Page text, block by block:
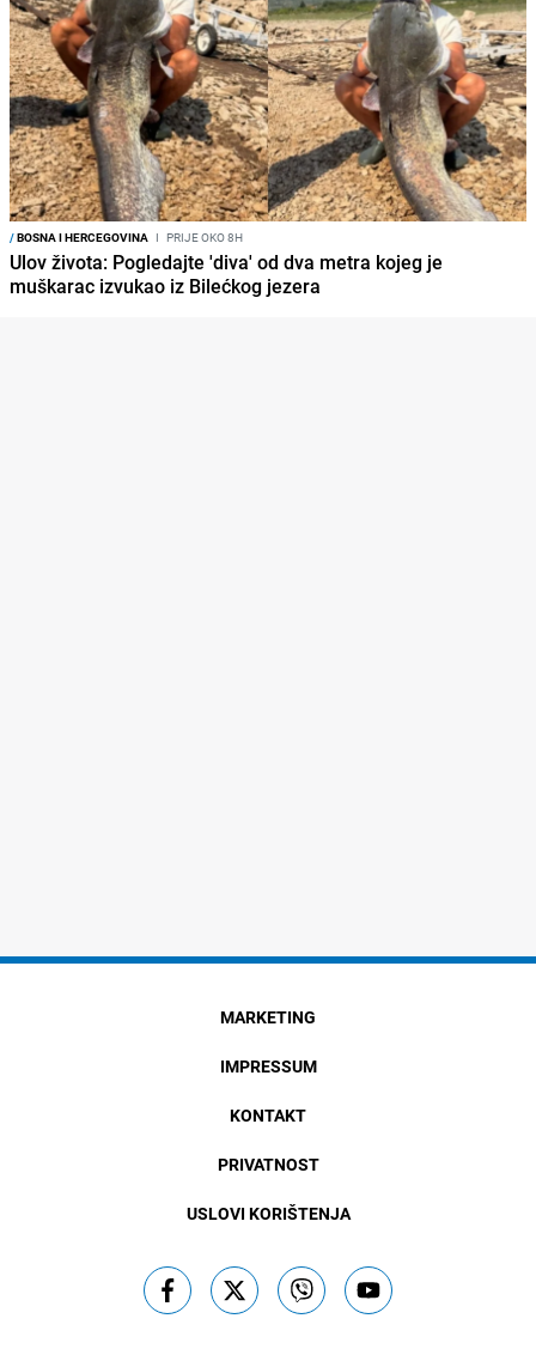
/BOSNA I HERCEGOVINA I PRIJE OKO 8H
Ulov života: Pogledajte 'diva' od dva metra kojeg je
muškarac izvukao iz Bilećkog jezera
MARKETING
IMPRESSUM
KONTAKT
PRIVATNOST
USLOVI KORIŠTENJA